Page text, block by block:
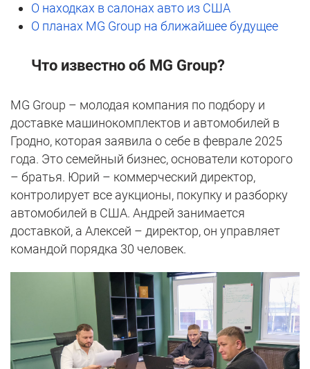
О находках в салонах авто из США
О планах MG Group на ближайшее будущее
Что известно об MG Group?
MG Group – молодая компания по подбору и
доставке машинокомплектов и автомобилей в
Гродно, которая заявила о себе в феврале 2025
года. Это семейный бизнес, основатели которого
– братья. Юрий – коммерческий директор,
контролирует все аукционы, покупку и разборку
автомобилей в США. Андрей занимается
доставкой, а Алексей – директор, он управляет
командой порядка 30 человек.